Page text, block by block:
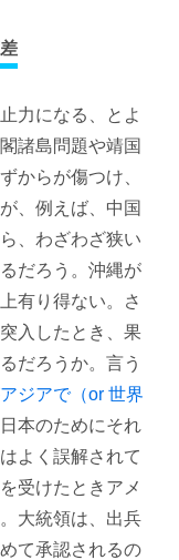
力になる、とよ
諸島問題や靖国
からが傷つけ、
、例えば、中国
、わざわざ狭い
だろう。沖縄が
有り得ない。さ
入したとき、果
だろうか。言う
ジアで（or 世界
日本のためにそれ
よく誤解されて
受けたときアメ
大統領は、出兵
て承認されるの